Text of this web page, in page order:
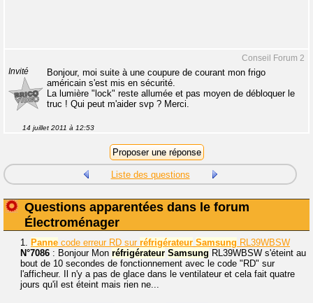
Conseil Forum 2
Invité
Bonjour, moi suite à une coupure de courant mon frigo
américain s'est mis en sécurité.
La lumière "lock" reste allumée et pas moyen de débloquer le
truc ! Qui peut m'aider svp ? Merci.
14 juillet 2011 à 12:53
Liste des questions
Questions apparentées dans le forum
Électroménager
1. Panne code erreur RD sur réfrigérateur Samsung RL39WBSW
N°7086 : Bonjour Mon réfrigérateur Samsung RL39WBSW s'éteint au
bout de 10 secondes de fonctionnement avec le code "RD" sur
l'afficheur. Il n'y a pas de glace dans le ventilateur et cela fait quatre
jours qu'il est éteint mais rien ne...